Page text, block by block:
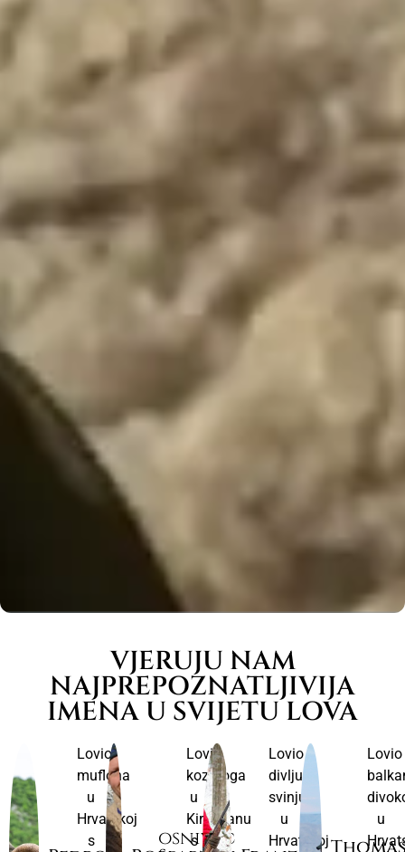
VJERUJU NAM
NAJPREPOZNATLJIVIJA
IMENA U SVIJETU LOVA
Lovio
muflona
u
Hrvatskoj
s
osnivač
Lovio
kozoroga
u
Kirgistanu
s
Lovio
divlju
svinju
u
Hrvatskoj
Lovio
u